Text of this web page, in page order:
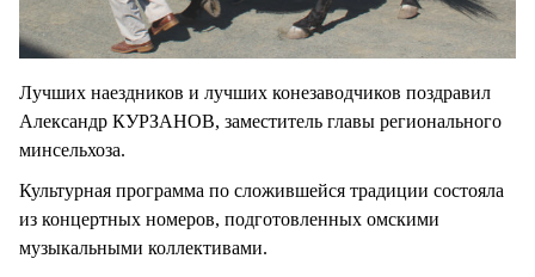
Лучших наездников и лучших конезаводчиков поздравил
Александр КУРЗАНОВ, заместитель главы регионального
минсельхоза.
Культурная программа по сложившейся традиции состояла
из концертных номеров, подготовленных омскими
музыкальными коллективами.